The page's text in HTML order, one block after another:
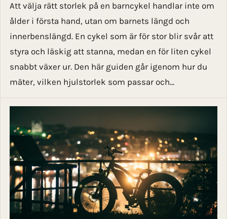
Att välja rätt storlek på en barncykel handlar inte om
ålder i första hand, utan om barnets längd och
innerbenslängd. En cykel som är för stor blir svår att
styra och läskig att stanna, medan en för liten cykel
snabbt växer ur. Den här guiden går igenom hur du
mäter, vilken hjulstorlek som passar och…